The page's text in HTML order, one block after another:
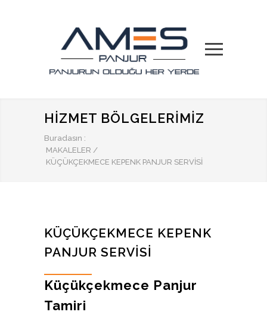
HIZMET BÖLGELERIMIZ
Buradasın :
MAKALELER /
KÜÇÜKÇEKMECE KEPENK PANJUR SERVISI
KÜÇÜKÇEKMECE KEPENK
PANJUR SERVISI
Küçükçekmece Panjur
Tamiri